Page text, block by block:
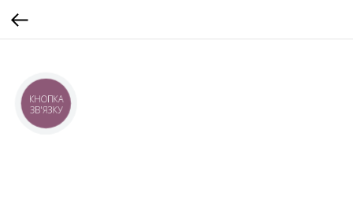
КНОПКА
ЗВ'ЯЗКУ